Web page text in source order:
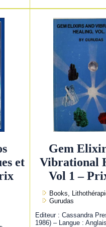
et
Gem
Vibrational
Vol 1 –
Books,
Gurudas
Editeur : Cassandra
1986) – Langue :